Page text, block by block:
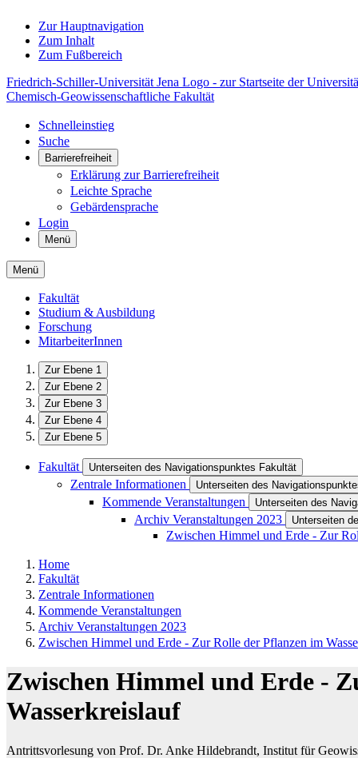
Zur Hauptnavigation
Zum Inhalt
Zum Fußbereich
Friedrich-Schiller-Universität Jena Logo - zur Startseite der
Chemisch-Geowissenschaftliche Fakultät
Schnelleinstieg
Suche
Barrierefreiheit
Erklärung zur Barrierefreiheit
Leichte Sprache
Gebärdensprache
Login
Menü
Menü
Fakultät
Studium & Ausbildung
Forschung
MitarbeiterInnen
Zur Ebene 1
Zur Ebene 2
Zur Ebene 3
Zur Ebene 4
Zur Ebene 5
Fakultät Unterseiten des Navigationspunktes Fakultät
Zentrale Informationen Unterseiten des
Kommende Veranstaltungen Unterseiten des
Archiv Veranstaltungen 2023 Unterseiten
Zwischen Himmel und Erde - Zur
Home
Fakultät
Zentrale Informationen
Kommende Veranstaltungen
Archiv Veranstaltungen 2023
Zwischen Himmel und Erde - Zur Rolle der Pflanzen im
Zwischen Himmel und Erde -
Wasserkreislauf
Antrittsvorlesung von Prof. Dr. Anke Hildebrandt, Institut für